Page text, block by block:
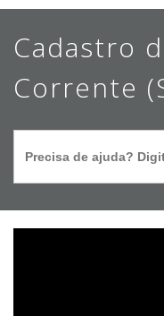
para
conteúdo
principal
Cadastro
Corrente
Search
for: